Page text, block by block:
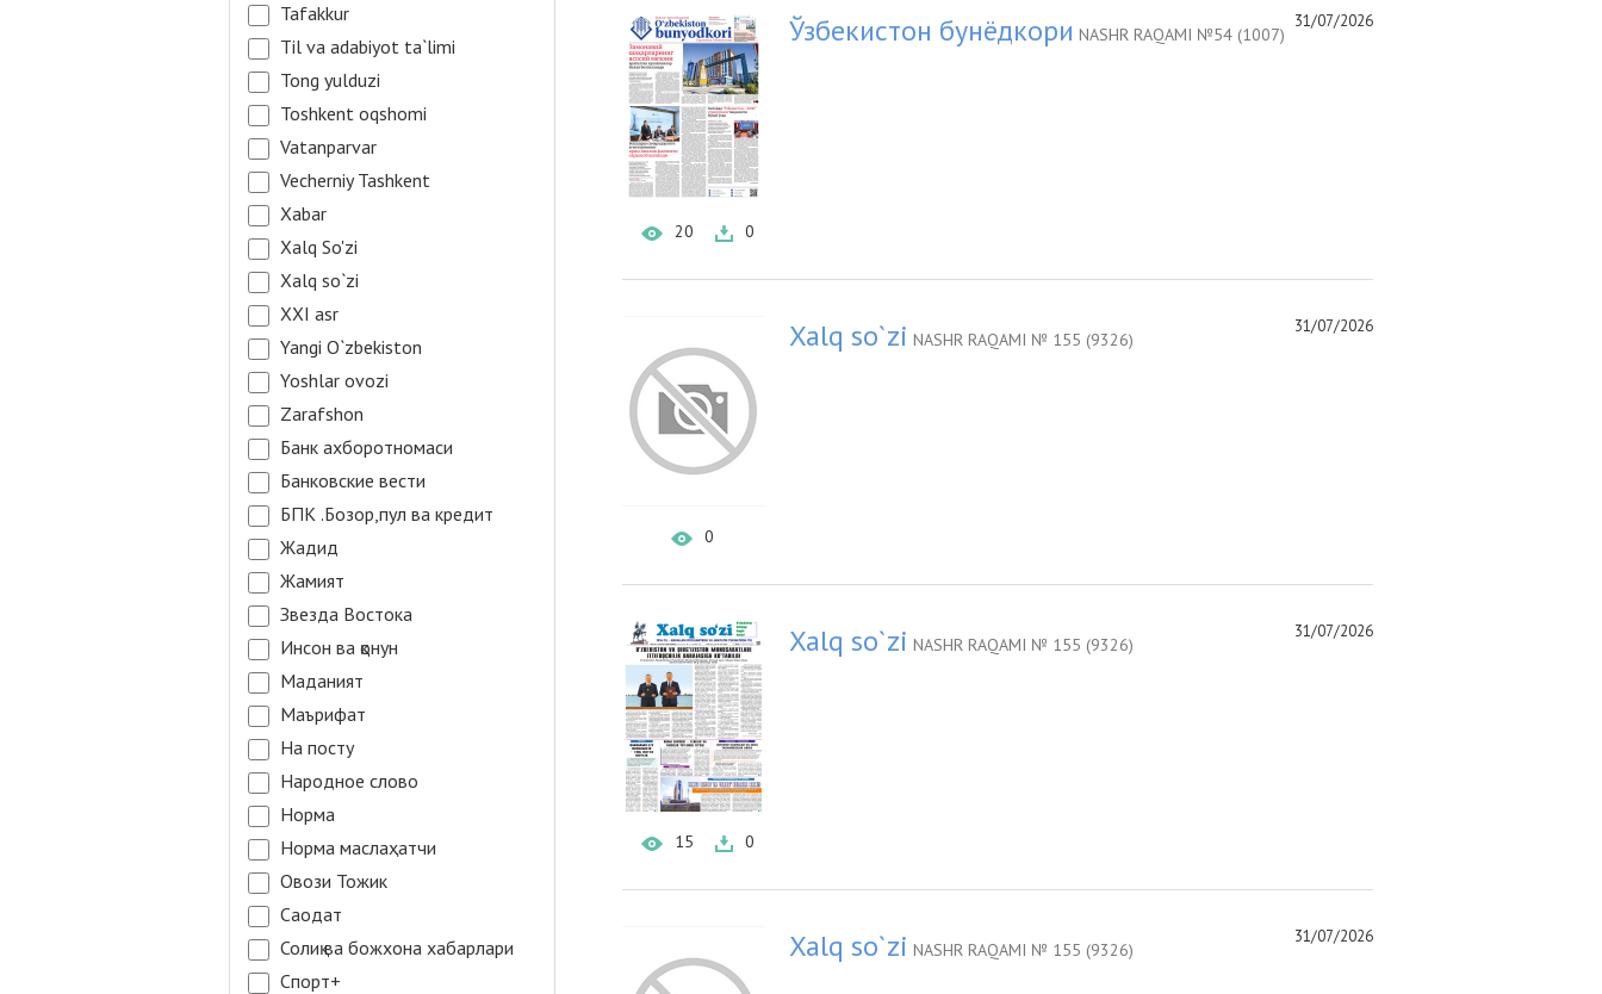
20 0
31/07/2026
Ўзбекистон бунёдкори NASHR RAQAMI №54 (1007)
0
31/07/2026
Xalq so`zi NASHR RAQAMI № 155 (9326)
15 0
31/07/2026
Xalq so`zi NASHR RAQAMI № 155 (9326)
31/07/2026
Xalq so`zi NASHR RAQAMI № 155 (9326)
Tafakkur
Til va adabiyot ta`limi
Tong yulduzi
Toshkent oqshomi
Vatanparvar
Vecherniy Tashkent
Xabar
Xalq So'zi
Xalq so`zi
XXI asr
Yangi O`zbekiston
Yoshlar ovozi
Zarafshon
Банк ахборотномаси
Банковские вести
БПК .Бозор,пул ва кредит
Жадид
Жамият
Звезда Востока
Инсон ва қонун
Маданият
Маърифат
На посту
Народное слово
Норма
Норма маслаҳатчи
Овози Тожик
Саодат
Солиқ ва божхона хабарлари
Спорт+